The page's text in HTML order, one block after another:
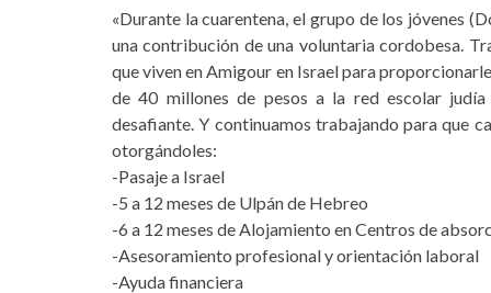
«Durante la cuarentena, el grupo de los jóvenes
una contribución de una voluntaria cordobesa.
que viven en Amigour en Israel para
de 40 millones de pesos a la red escolar
desafiante. Y continuamos trabajando para que
otorgándoles:
-Pasaje a Israel
-5 a 12 meses de Ulpán de Hebreo
-6 a 12 meses de Alojamiento en Centros de
-Asesoramiento profesional y orientación laboral
-Ayuda financiera